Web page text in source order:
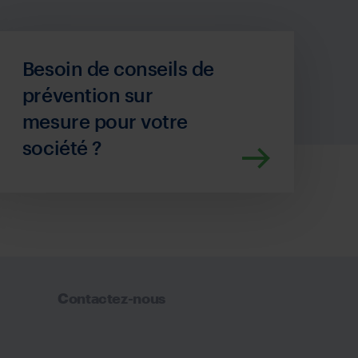
Besoin de conseils de
prévention sur
mesure pour votre
société ?